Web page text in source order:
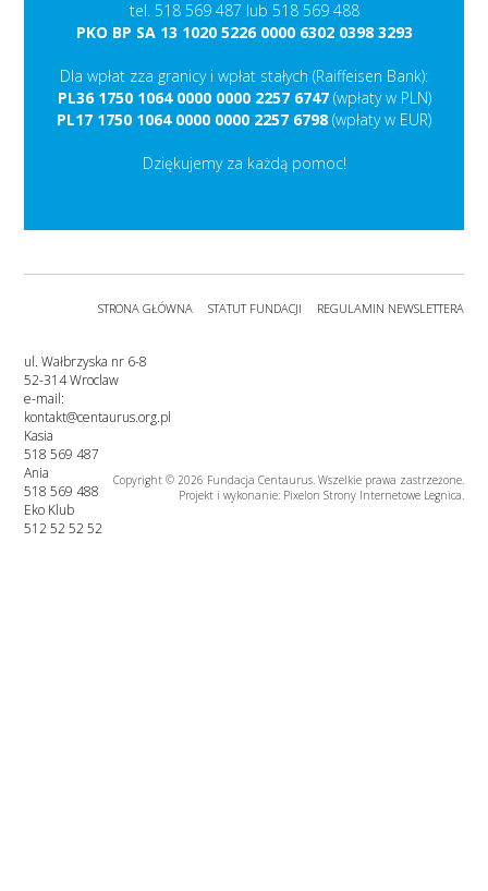
tel. 518 569 487 lub 518 569 488
PKO BP SA 13 1020 5226 0000 6302 0398 3293
Dla wpłat zza granicy i wpłat stałych (Raiffeisen Bank):
PL36 1750 1064 0000 0000 2257 6747(wpłaty w PLN)
PL17 1750 1064 0000 0000 2257 6798 (wpłaty w EUR)
Dziękujemy za każdą pomoc!
ul. Wałbrzyska nr 6-8
52-314 Wroclaw
e-mail:
kontakt@centaurus.org.pl
Kasia
518 569 487
Ania
518 569 488
Eko Klub
512 52 52 52
Copyright © 2026 Fundacja Centaurus. Wszelkie prawa zastrzeżone.
Projekt i wykonanie: Pixelon Strony Internetowe Legnica.
STRONA GŁÓWNA STATUT FUNDACJI REGULAMIN NEWSLETTERA